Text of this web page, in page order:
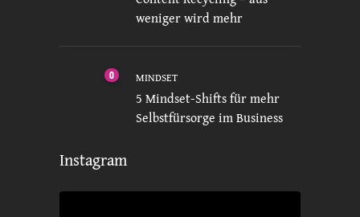
weniger wird mehr
0 MINDSET
5 Mindset-Shifts für mehr
Selbstfürsorge im Business
Instagram